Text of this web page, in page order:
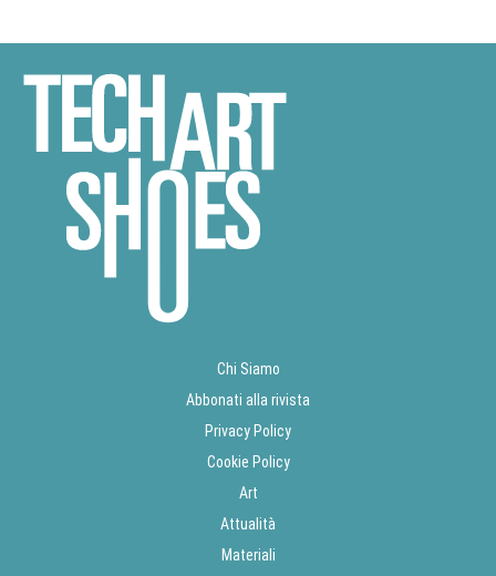
Chi Siamo
Abbonati alla rivista
Privacy Policy
Cookie Policy
Art
Attualità
Materiali